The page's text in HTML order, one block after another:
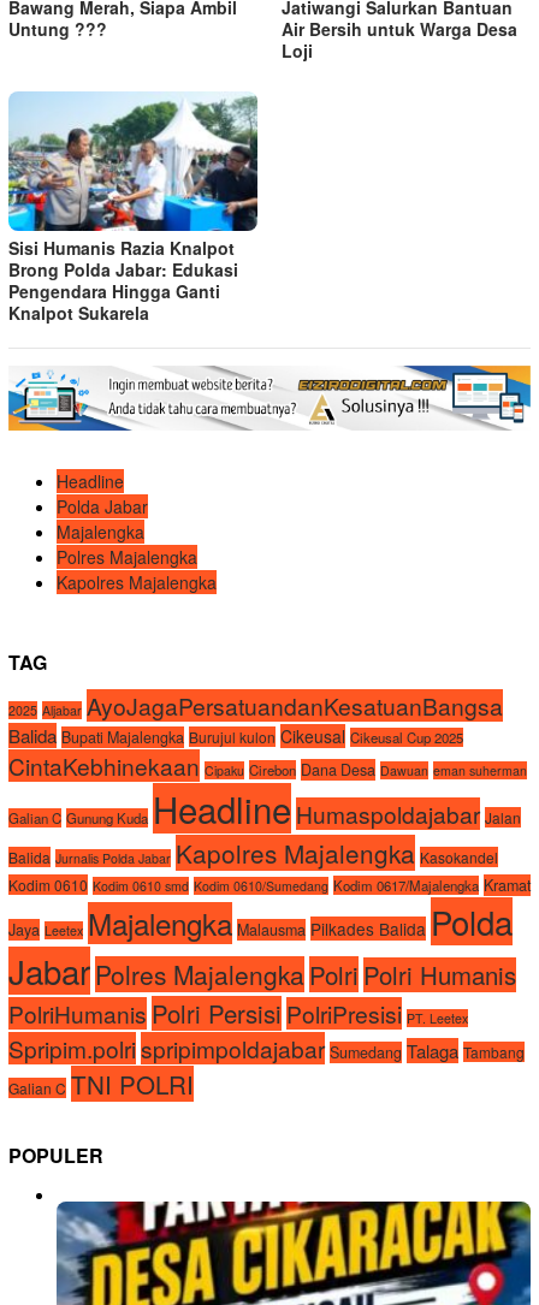
Bawang Merah, Siapa Ambil
Untung ???
Jatiwangi Salurkan Bantuan
Air Bersih untuk Warga Desa
Loji
Sisi Humanis Razia Knalpot
Brong Polda Jabar: Edukasi
Pengendara Hingga Ganti
Knalpot Sukarela
Headline
Polda Jabar
Majalengka
Polres Majalengka
Kapolres Majalengka
TAG
2025 Aljabar AyoJagaPersatuandanKesatuanBangsa
Balida Bupati Majalengka Burujul kulon Cikeusal Cikeusal Cup 2025
CintaKebhinekaan Cipaku Cirebon Dana Desa Dawuan eman suherman
Galian C Gunung Kuda Headline Humaspoldajabar Jalan
Balida Jurnalis Polda Jabar Kapolres Majalengka Kasokandel
Kodim 0610 Kodim 0610 smd Kodim 0610/Sumedang Kodim 0617/Majalengka Kramat
Jaya Leetex Majalengka Malausma Pilkades Balida Polda
Jabar Polres MajalengkaPolri Polri Humanis
PolriHumanis Polri Persisi PolriPresisi PT. Leetex
Spripim.polrispripimpoldajabar Sumedang Talaga Tambang
Galian C TNI POLRI
POPULER